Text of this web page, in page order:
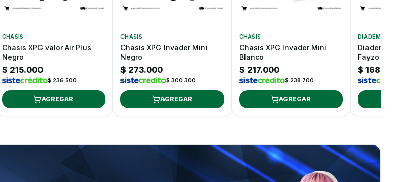
CHASIS
Chasis XPG valor Air Plus
Negro
$ 215.000
$ 236.500
AGREGAR
CHASIS
Chasis XPG Invader Mini
Negro
$ 273.000
$ 300.300
AGREGAR
CHASIS
Chasis XPG Invader Mini
Blanco
$ 217.000
$ 238.700
AGREGAR
DIADEMAS
Diadema
Fayzo Blanca
$ 168.000